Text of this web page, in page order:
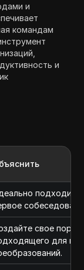
и
командам
и
подходит
свое
для